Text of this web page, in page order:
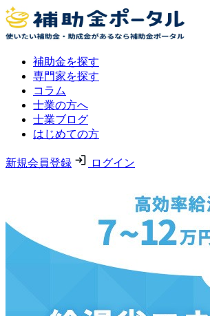
補助金を探す
専門家を探す
コラム
士業の方へ
士業ブログ
はじめての方
新規会員登録 ログイン